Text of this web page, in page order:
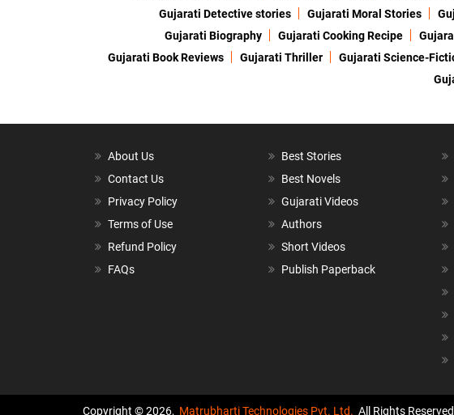
Gujarati Detective stories
Gujarati Moral Stories
Gujarati Biography
Gujarati Cooking Recipe
Gujarati Book Reviews
Gujarati Thriller Gujarati Science-
About Us
Contact Us
Privacy Policy
Terms of Use
Refund Policy
FAQs
Best Stories
Best Novels
Gujarati Videos
Authors
Short Videos
Publish Paperback
Copyright © 2026, Matrubharti Technologies Pvt. Ltd. All Rights